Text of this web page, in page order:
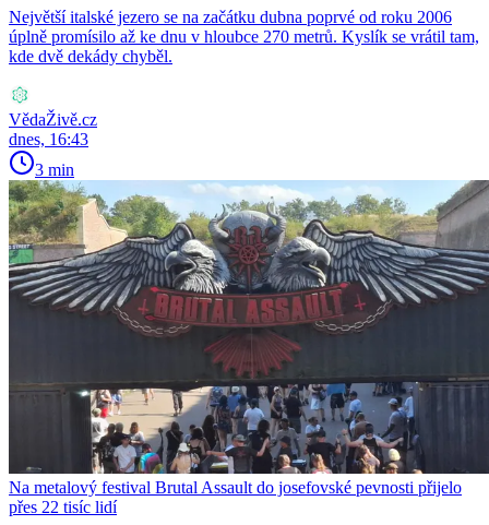
Největší italské jezero se na začátku dubna poprvé od roku 2006
úplně promísilo až ke dnu v hloubce 270 metrů. Kyslík se vrátil tam,
kde dvě dekády chyběl.
VědaŽivě.cz
dnes, 16:43
3 min
Na metalový festival Brutal Assault do josefovské pevnosti přijelo
přes 22 tisíc lidí